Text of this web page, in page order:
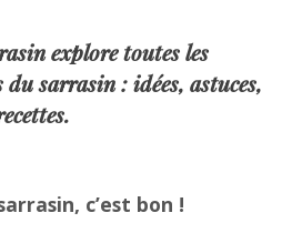
explore toutes les
sarrasin : idées, astuces,
c’est bon !